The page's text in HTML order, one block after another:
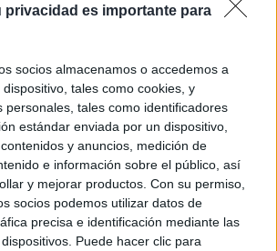
privacidad es importante para
socios almacenamos o accedemos a
tales como cookies, y
personales, tales como identificadores
estándar enviada por un dispositivo,
y anuncios, medición de
e información sobre el público, así
y mejorar productos. Con su permiso,
socios podemos utilizar datos de
precisa e identificación mediante las
Puede hacer clic para